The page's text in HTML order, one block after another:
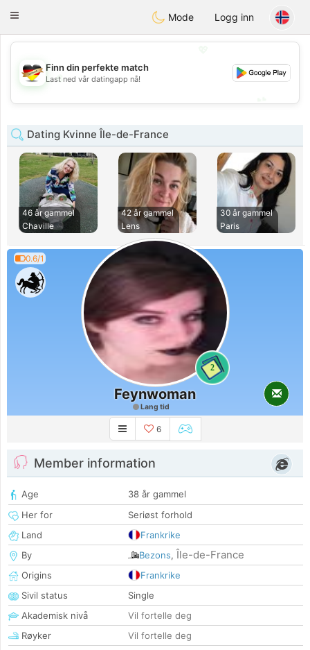
Deutsch Dating
Toggle
Mode Logg inn
💖
💕
Finn din perfekte match
Last ned vår datingapp nå!
Dating Kvinne Île-de-France
46 år gammel
Chaville
42 år gammel
Lens
30 år gammel
Paris
0.6/1
2
Feynwoman
Lang tid
6
Member information
Age
38 år gammel
Her for
Seriøst forhold
Land
Frankrike
By
Bezons, Île-de-France
Origins
Frankrike
Sivil status
Single
Akademisk nivå
Vil fortelle deg
Røyker
Vil fortelle deg